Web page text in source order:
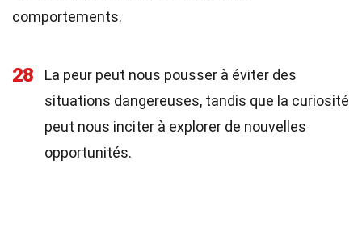
comportements.
28
La peur peut nous pousser à éviter des
situations dangereuses, tandis que la curiosité
peut nous inciter à explorer de nouvelles
opportunités.